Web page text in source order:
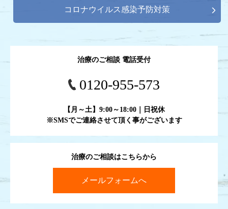
コロナウイルス感染予防対策
治療のご相談はこちらから
メールフォームへ
治療のご相談 電話受付
0120-955-573
【月～土】9:00～18:00｜日祝休
※SMSでご連絡させて頂く事がございます